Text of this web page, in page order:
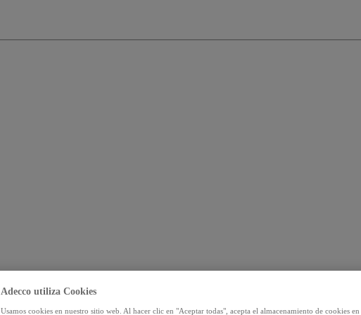
Adecco utiliza Cookies
Usamos cookies en nuestro sitio web. Al hacer clic en "Aceptar todas", acepta el almacenamiento de cookies